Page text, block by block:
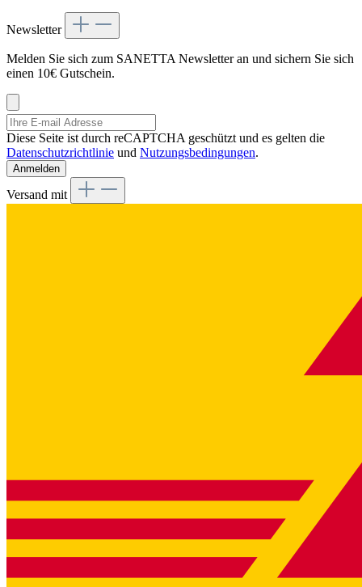
Newsletter
Melden Sie sich zum SANETTA Newsletter an und sichern Sie sich
einen 10€ Gutschein.
Diese Seite ist durch reCAPTCHA geschützt und es gelten die
Datenschutzrichtlinie und Nutzungsbedingungen.
Anmelden
Versand mit